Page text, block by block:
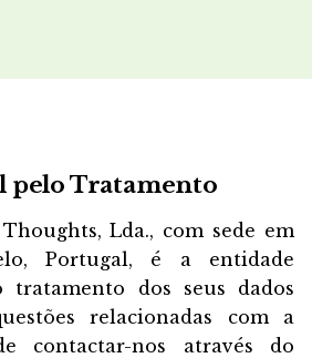
pelo Tratamento
Lda., com sede em
Portugal, é a entidade
tratamento dos seus dados
relacionadas com a
contactar-nos através do